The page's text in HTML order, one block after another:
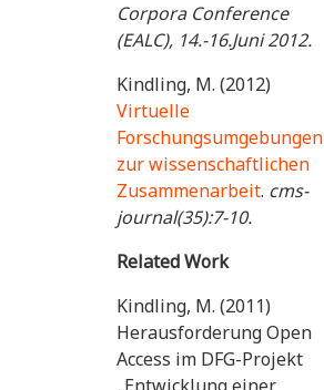
Corpora Conference
(EALC), 14.-16.Juni 2012.
Kindling, M. (2012)
Virtuelle
Forschungsumgebungen
zur wissenschaftlichen
Zusammenarbeit. cms-
journal(35):7-10.
Related Work
Kindling, M. (2011)
Herausforderung Open
Access im DFG-Projekt